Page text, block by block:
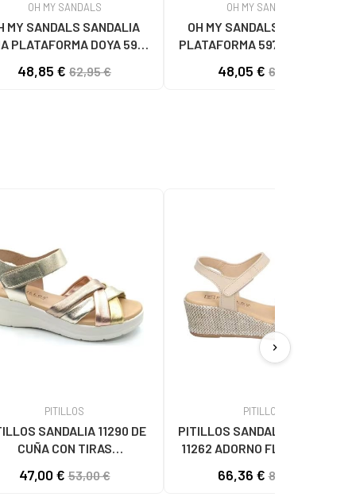
OH MY SANDALS
MY SANDALS SANDALIA
PLATAFORMA DOYA 5993
48,85 € 62,95 €
OH MY SANDALS
OH MY SANDALS SANDALIA
PLATAFORMA 5974-DO2 DOYA
48,05 € 61,95 €
PITILLOS
SANDALIA 11290 DE
CUÑA CON TIRAS
DORADO
47,00 €53,00 €
PITILLOS
PITILLOS SANDALIAS DE CUÑA
11262 ADORNO FLORAL BEIGE
66,36 €81,24 €
chevron_right